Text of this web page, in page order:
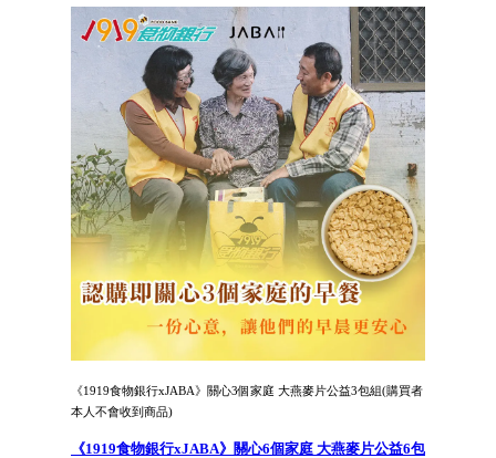
《1919食物銀行xJABA》關心3個家庭 大燕麥片公益3包組(購買者
本人不會收到商品)
《1919食物銀行xJABA》關心6個家庭 大燕麥片公益6包